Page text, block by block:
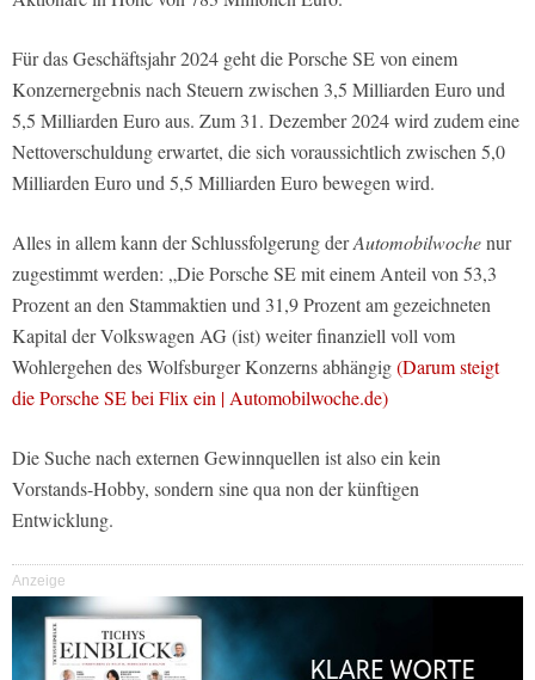
Für das Geschäftsjahr 2024 geht die Porsche SE von einem
Konzernergebnis nach Steuern zwischen 3,5 Milliarden Euro und
5,5 Milliarden Euro aus. Zum 31. Dezember 2024 wird zudem eine
Nettoverschuldung erwartet, die sich voraussichtlich zwischen 5,0
Milliarden Euro und 5,5 Milliarden Euro bewegen wird.
Alles in allem kann der Schlussfolgerung derAutomobilwochenur
zugestimmt werden: „Die Porsche SE mit einem Anteil von 53,3
Prozent an den Stammaktien und 31,9 Prozent am gezeichneten
Kapital der Volkswagen AG (ist) weiter finanziell voll vom
Wohlergehen des Wolfsburger Konzerns abhängig(Darum steigt
die Porsche SE bei Flix ein | Automobilwoche.de)
Die Suche nach externen Gewinnquellen ist also ein kein
Vorstands-Hobby, sondern sine qua non der künftigen
Entwicklung.
Anzeige